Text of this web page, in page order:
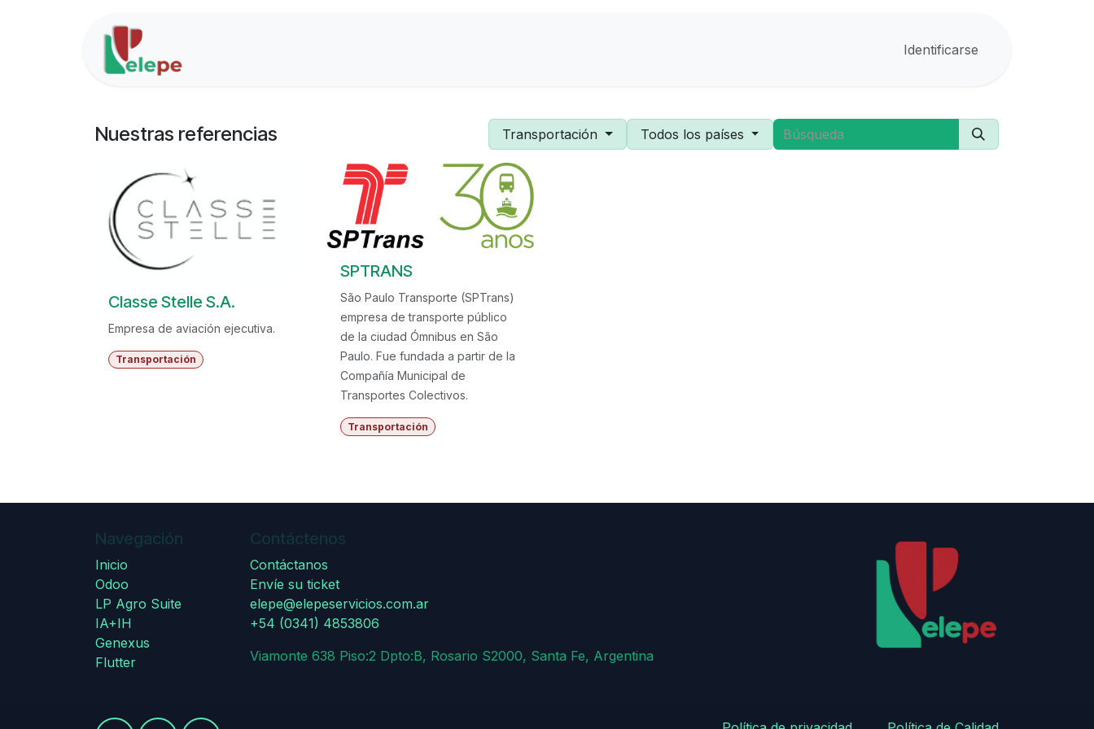
Identificarse
Nuestras referencias Transportación Todos los países
Classe Stelle S.A.
Empresa de aviación ejecutiva.
Transportación
SPTRANS
São Paulo Transporte (SPTrans)
empresa de transporte público
de la ciudad Ómnibus en São
Paulo. Fue fundada a partir de la
Compañía Municipal de
Transportes Colectivos.
Transportación
Navegación
Inicio
Odoo
LP Agro Suite
IA+IH
Genexus
Flutter
Contáctenos
Contáctanos
Envíe su ticket
elepe@elepeservicios.com.ar
+54 (0341) 4853806
Viamonte 638 Piso:2 Dpto:B, Rosario S2000, Santa Fe, Argentina